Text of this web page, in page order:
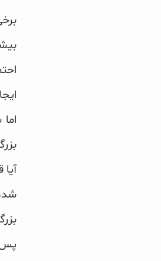
کتاب‌های OAB
پس